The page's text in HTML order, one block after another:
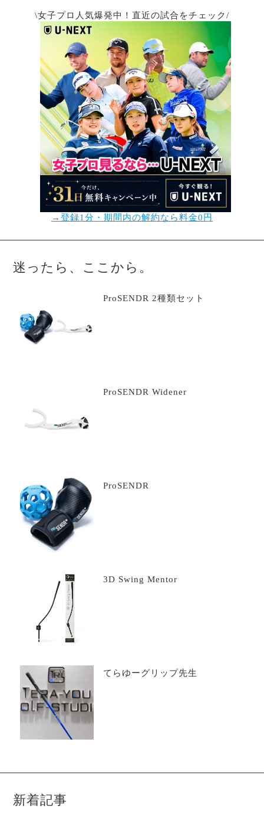
\女子プロ人気爆発中！直近の試合をチェック/
→登録1分・期間内の解約なら料金0円
迷ったら、ここから。
ProSENDR 2種類セット
ProSENDR Widener
ProSENDR
3D Swing Mentor
てらゆーグリップ先生
新着記事